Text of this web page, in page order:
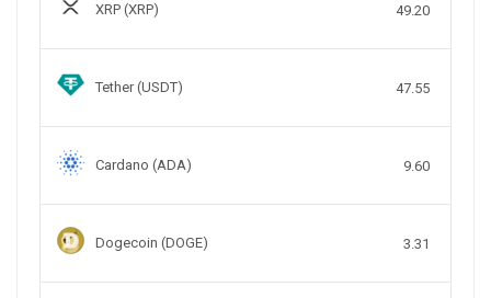
XRP (XRP) 49.20
Tether (USDT) 47.55
Cardano (ADA) 9.60
Dogecoin (DOGE) 3.31